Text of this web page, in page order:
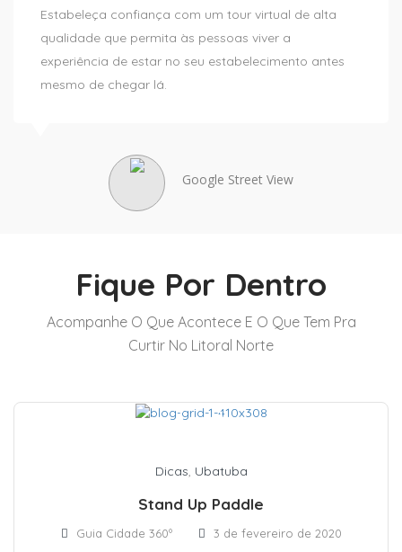
Estabeleça confiança com um tour virtual de alta
qualidade que permita às pessoas viver a
experiência de estar no seu estabelecimento antes
mesmo de chegar lá.
Google Street View
Fique Por Dentro
Acompanhe O Que Acontece E O Que Tem Pra
Curtir No Litoral Norte
Dicas, Ubatuba
Stand Up Paddle
Guia Cidade 360º 3 de fevereiro de 2020